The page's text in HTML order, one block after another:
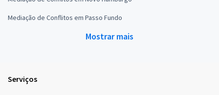
Mediação de Conflitos em Passo Fundo
Mostrar mais
Serviços